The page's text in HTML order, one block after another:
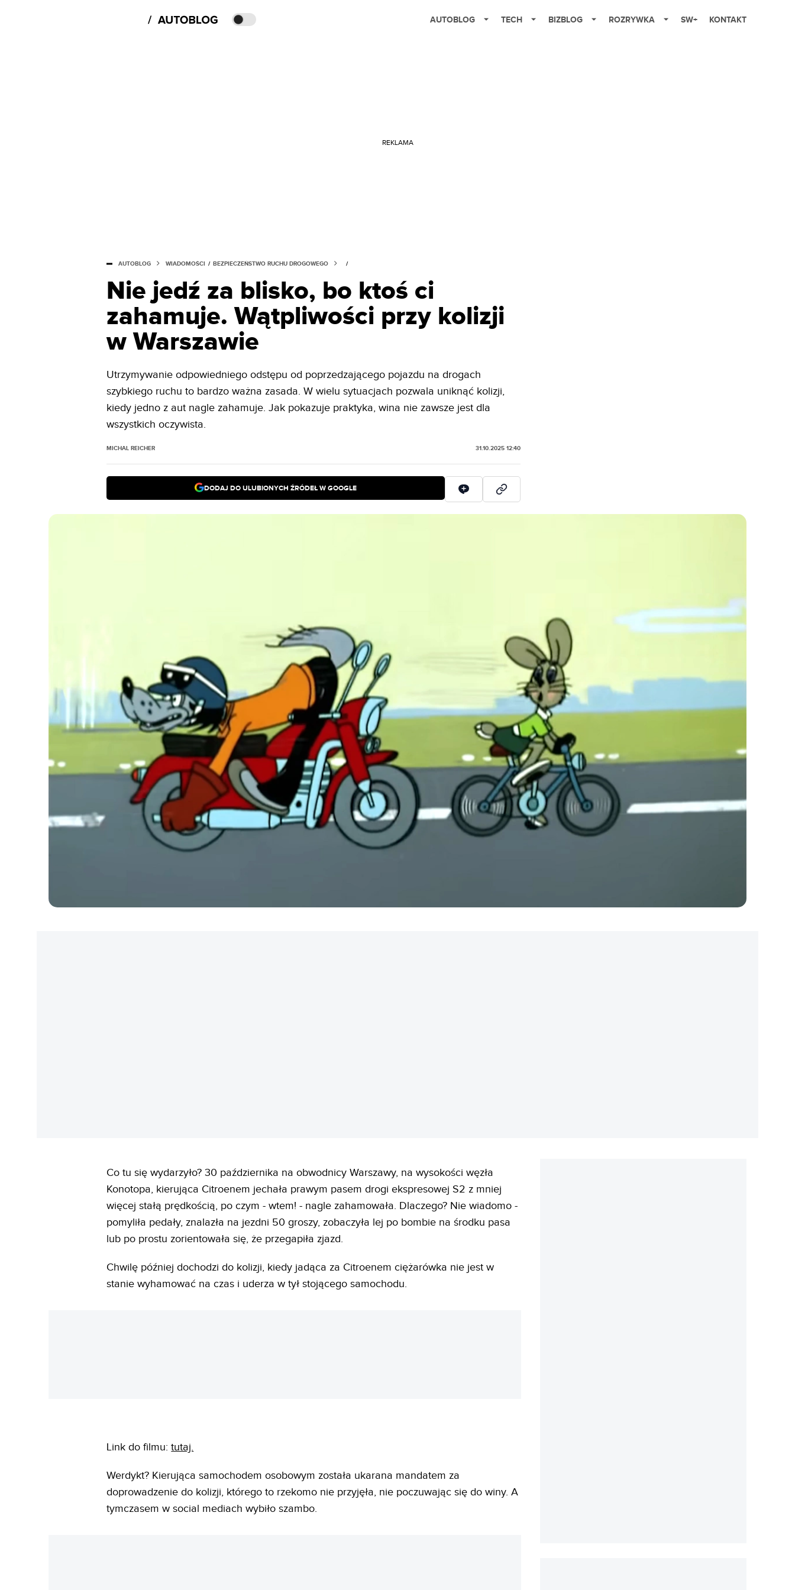
AUTOBLOG TECH BIZBLOG ROZRYWKA SW+ KONTAKT
REKLAMA
AUTOBLOG WIADOMOŚCI / BEZPIECZEŃSTWO RUCHU DROGOWEGO /
Nie jedź za blisko, bo ktoś ci
zahamuje. Wątpliwości przy kolizji
w Warszawie
Utrzymywanie odpowiedniego odstępu od poprzedzającego pojazdu na drogach
szybkiego ruchu to bardzo ważna zasada. W wielu sytuacjach pozwala uniknąć kolizji,
kiedy jedno z aut nagle zahamuje. Jak pokazuje praktyka, wina nie zawsze jest dla
wszystkich oczywista.
MICHAL REICHER 31.10.2025 12:40
DODAJ DO ULUBIONYCH ŹRÓDEŁ W GOOGLE
Co tu się wydarzyło? 30 października na obwodnicy Warszawy, na wysokości węzła
Konotopa, kierująca Citroenem jechała prawym pasem drogi ekspresowej S2 z mniej
więcej stałą prędkością, po czym - wtem! - nagle zahamowała. Dlaczego? Nie wiadomo -
pomyliła pedały, znalazła na jezdni 50 groszy, zobaczyła lej po bombie na środku pasa
lub po prostu zorientowała się, że przegapiła zjazd.
Chwilę później dochodzi do kolizji, kiedy jadąca za Citroenem ciężarówka nie jest w
stanie wyhamować na czas i uderza w tył stojącego samochodu.
Link do filmu:tutaj.
Werdykt? Kierująca samochodem osobowym została ukarana mandatem za
doprowadzenie do kolizji, którego to rzekomo nie przyjęła, nie poczuwając się do winy. A
tymczasem w social mediach wybiło szambo.